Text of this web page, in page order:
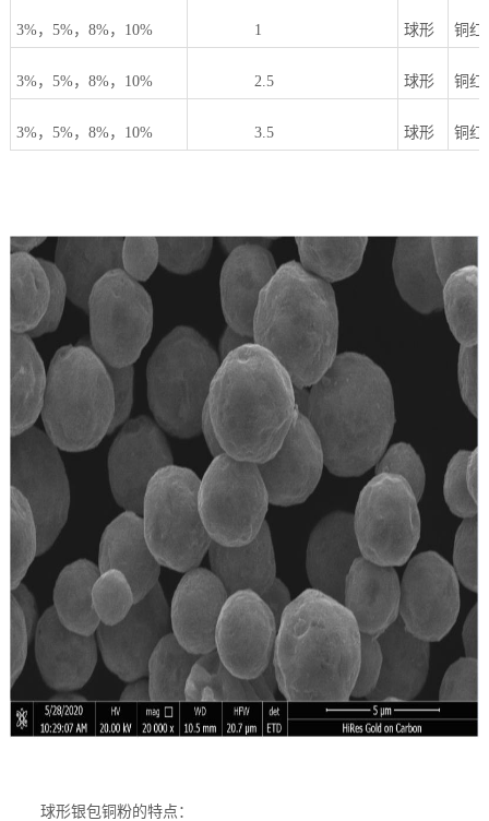
3%， 5%， 8%， 10% 1 球形 铜红
3%， 5%， 8%， 10% 2.5 球形 铜红
3%， 5%， 8%， 10% 3.5 球形 铜红
球形银包铜粉的特点：